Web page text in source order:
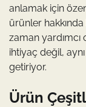
anlamak için
ürünler
zaman yardımcı
ihtiyaç değil,
getiriyor.
Ürün